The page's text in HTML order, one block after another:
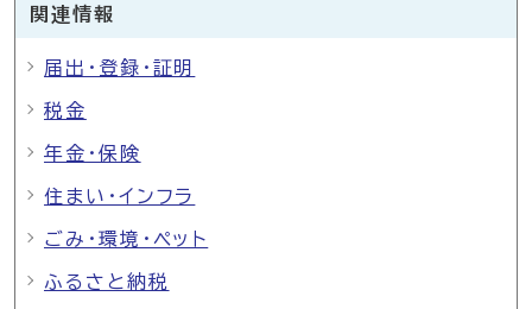
関連情報
届出・登録・証明
税金
年金・保険
住まい・インフラ
ごみ・環境・ペット
ふるさと納税